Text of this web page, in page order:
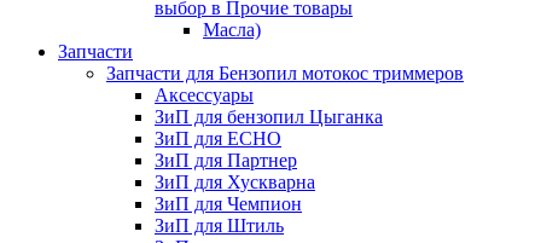
выбор в Прочие товары
Масла)
Запчасти
Запчасти для Бензопил мотокос триммеров
Аксессуары
ЗиП для бензопил Цыганка
ЗиП для ЕСНО
ЗиП для Партнер
ЗиП для Хускварна
ЗиП для Чемпион
ЗиП для Штиль